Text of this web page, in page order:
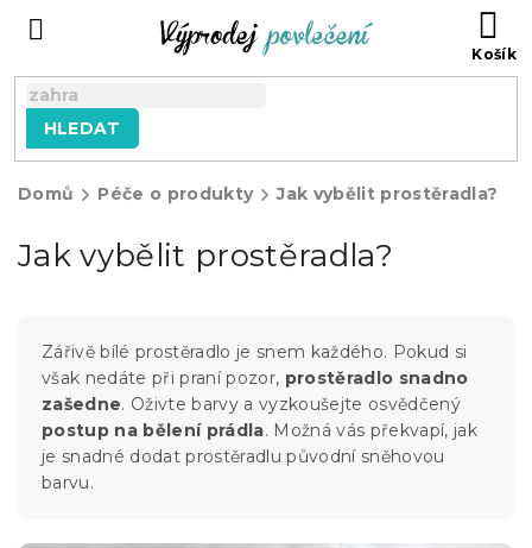
HLEDAT
Domů Péče o produkty Jak vybělit prostěradla?
Jak vybělit prostěradla?
Zářivě bílé prostěradlo je snem každého. Pokud si
však nedáte při praní pozor, prostěradlo snadno
zašedne. Oživte barvy a vyzkoušejte osvědčený
postup na bělení prádla. Možná vás překvapí, jak
je snadné dodat prostěradlu původní sněhovou
barvu.